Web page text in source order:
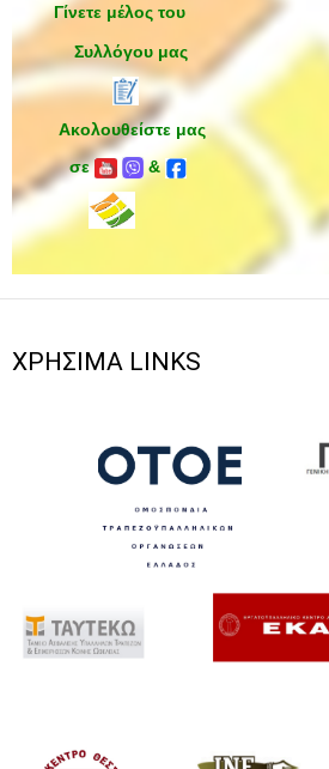
Γίνετε μέλος του
Συλλόγου μας
Ακολουθείστε μας
σε
&
ΧΡΗΣΙΜΑ LINKS